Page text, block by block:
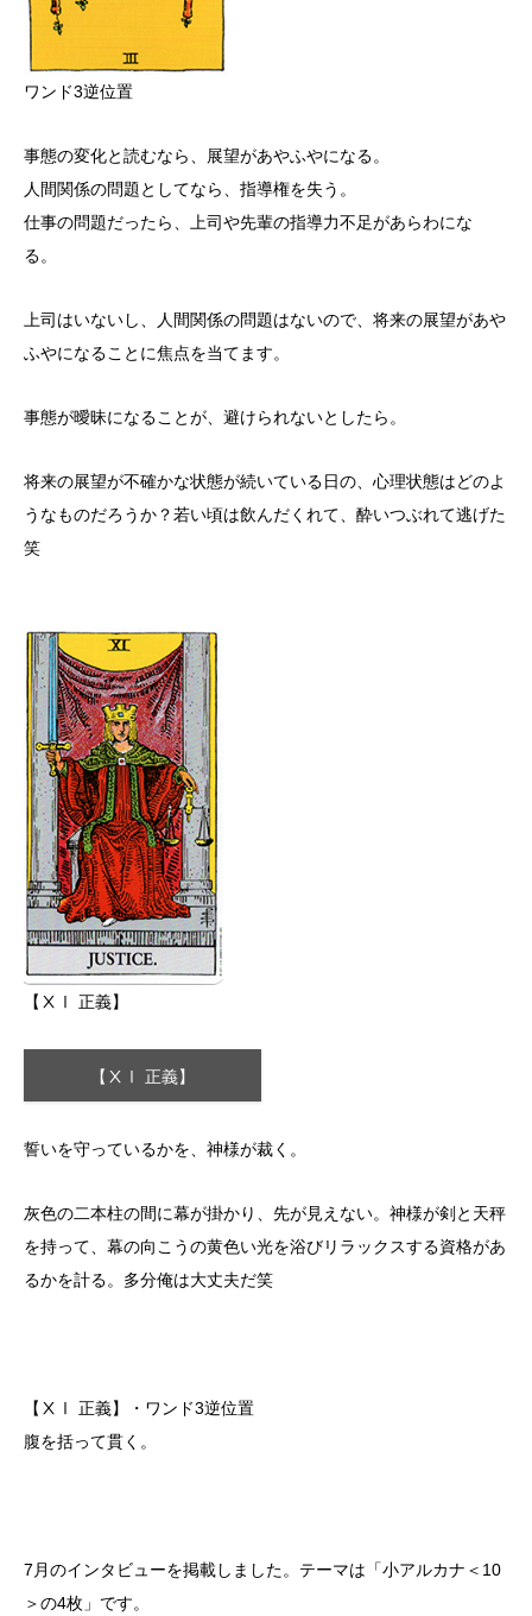
ワンド3逆位置
事態の変化と読むなら、展望があやふやになる。
人間関係の問題としてなら、指導権を失う。
仕事の問題だったら、上司や先輩の指導力不足があらわにな
る。
上司はいないし、人間関係の問題はないので、将来の展望があや
ふやになることに焦点を当てます。
事態が曖昧になることが、避けられないとしたら。
将来の展望が不確かな状態が続いている日の、心理状態はどのよ
うなものだろうか？若い頃は飲んだくれて、酔いつぶれて逃げた
笑
【ⅩⅠ 正義】
【ⅩⅠ 正義】
誓いを守っているかを、神様が裁く。
灰色の二本柱の間に幕が掛かり、先が見えない。神様が剣と天秤
を持って、幕の向こうの黄色い光を浴びリラックスする資格があ
るかを計る。多分俺は大丈夫だ笑
【ⅩⅠ 正義】・ワンド3逆位置
腹を括って貫く。
7月のインタビューを掲載しました。テーマは「小アルカナ＜10
＞の4枚」です。